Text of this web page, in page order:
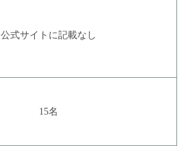
公式サイトに記載なし
15名